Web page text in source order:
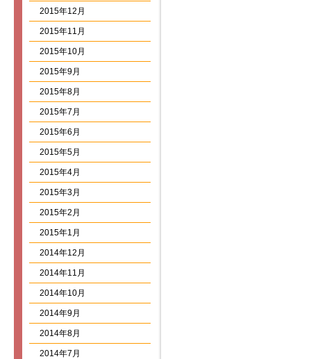
2015年12月
2015年11月
2015年10月
2015年9月
2015年8月
2015年7月
2015年6月
2015年5月
2015年4月
2015年3月
2015年2月
2015年1月
2014年12月
2014年11月
2014年10月
2014年9月
2014年8月
2014年7月